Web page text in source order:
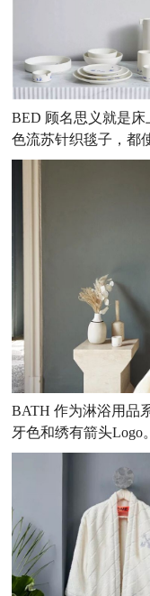
BED 顾名思义就是
色流苏针织毯子，都
BATH 作为淋浴用品
牙色和绣有箭头Logo